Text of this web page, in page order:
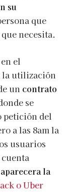
su
que
necesita.
el
la utilización
un contrato
se
petición del
a las 8am la
usuarios
la
o Uber